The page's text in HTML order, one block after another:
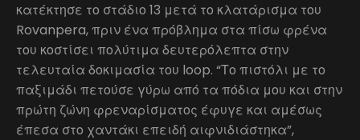
κατέκτησε το στάδιο 13 μετά το κλατάρισμα του
Rovanpera, πριν ένα πρόβλημα στα πίσω φρένα
του κοστίσει πολύτιμα δευτερόλεπτα στην
τελευταία δοκιμασία του loop. “Το πιστόλι με το
παξιμάδι πετούσε γύρω από τα πόδια μου και στην
πρώτη ζώνη φρεναρίσματος έφυγε και αμέσως
έπεσα στο χαντάκι επειδή αιφνιδιάστηκα”,